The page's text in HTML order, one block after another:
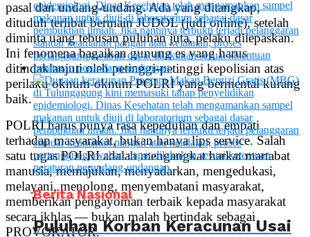
pasal dan undang-undang. Ada yang ditangkap,
dituduh terlibat bermain JUDOL (judi online), setelah
diminta uang tebusan puluhan juta, pelaku dilepaskan.
Ini fenomena bagaikan gunung es yang harus
ditindaklanjuti oleh petinggi-petinggi kepolisian atas
perilaku oknum-oknum POLRI yang bermental kurang
baik.
POLRI harus punya rasa kepedulian dan empati
terhadap masyarakat, bukan hanya lips service. Salah
satu tugas POLRI adalah mengangkat harkat martabat
manusia, memajukan, menyadarkan, mengedukasi,
melayani, menolong, menyembatani masyarakat,
memberikan pengayoman terbaik kepada masyarakat
secara ikhlas — bukan malah bertindak sebagai
PROVOKATOR.
Berita Nasional
Puluhan Korban Keracunan Usai